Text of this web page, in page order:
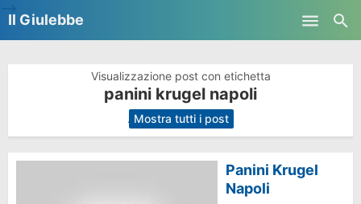
Il Giulebbe
Visualizzazione post con etichetta
panini krugel napoli
. Mostra tutti i post
Panini Krugel
Napoli